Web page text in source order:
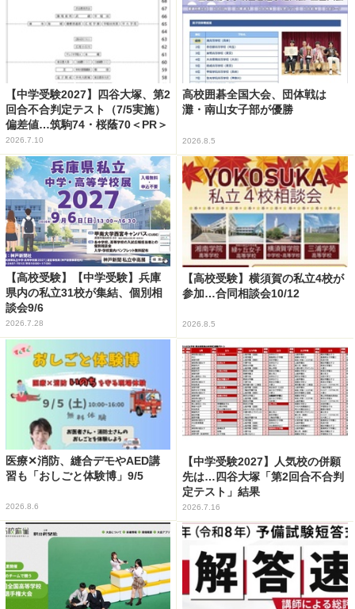
【中学受験2027】四谷大塚、第2
回合不合判定テスト（7/5実施）
偏差値…筑駒74・桜蔭70＜PR＞
2026.7.10
高校囲碁全国大会、団体戦は
灘・南山女子部が優勝
2026.8.5
【高校受験】【中学受験】兵庫
県内の私立31校が集結、個別相
談会9/6
2026.7.28
【高校受験】横須賀の私立4校が
参加…合同相談会10/12
2026.8.5
医療✕消防、縫合デモやAED講
習も「おしごと体験博」9/5
2026.8.6
【中学受験2027】人気校の併願
先は…四谷大塚「第2回合不合判
定テスト」結果
2026.7.16